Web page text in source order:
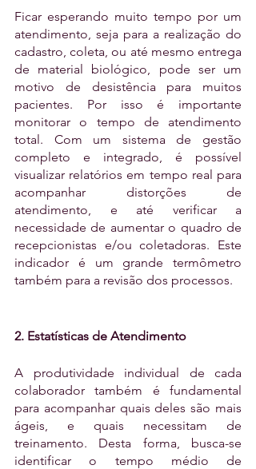
Ficar esperando muito tempo por um
atendimento, seja para a realização do
cadastro, coleta, ou até mesmo entrega
de material biológico, pode ser um
motivo de desistência para muitos
pacientes. Por isso é importante
monitorar o tempo de atendimento
total. Com um sistema de gestão
completo e integrado, é possível
visualizar relatórios em tempo real para
acompanhar distorções de
atendimento, e até verificar a
necessidade de aumentar o quadro de
recepcionistas e/ou coletadoras. Este
indicador é um grande termômetro
também para a revisão dos processos.
2. Estatísticas de Atendimento
A produtividade individual de cada
colaborador também é fundamental
para acompanhar quais deles são mais
ágeis, e quais necessitam de
treinamento. Desta forma, busca-se
identificar o tempo médio de